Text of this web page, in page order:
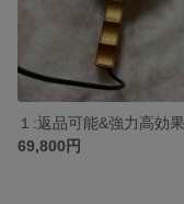
69,800円